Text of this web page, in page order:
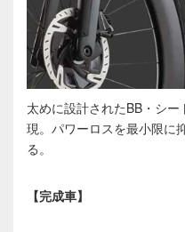
太めに設計されたBB・シ
現。パワーロスを最小限に
る。
【完成車】